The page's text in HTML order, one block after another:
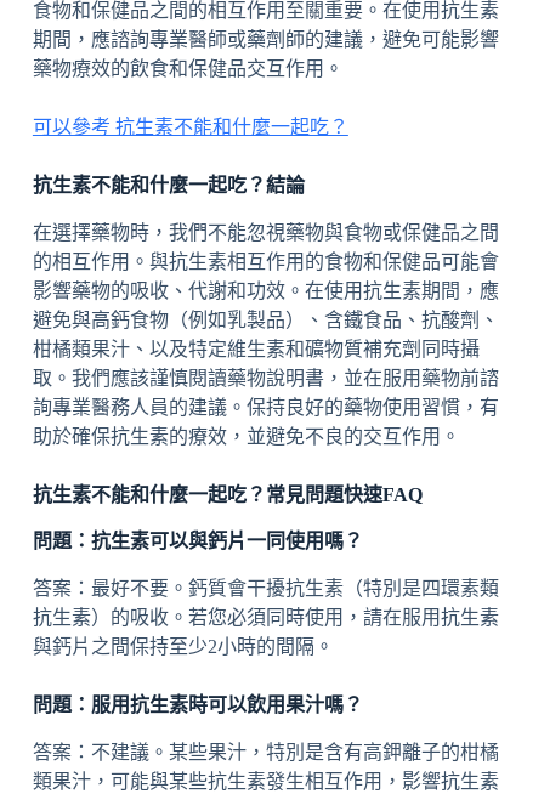
食物和保健品之間的相互作用至關重要。在使用抗生素
期間，應諮詢專業醫師或藥劑師的建議，避免可能影響
藥物療效的飲食和保健品交互作用。
可以參考 抗生素不能和什麼一起吃？
抗生素不能和什麼一起吃？結論
在選擇藥物時，我們不能忽視藥物與食物或保健品之間
的相互作用。與抗生素相互作用的食物和保健品可能會
影響藥物的吸收、代謝和功效。在使用抗生素期間，應
避免與高鈣食物（例如乳製品）、含鐵食品、抗酸劑、
柑橘類果汁、以及特定維生素和礦物質補充劑同時攝
取。我們應該謹慎閱讀藥物說明書，並在服用藥物前諮
詢專業醫務人員的建議。保持良好的藥物使用習慣，有
助於確保抗生素的療效，並避免不良的交互作用。
抗生素不能和什麼一起吃？常見問題快速FAQ
問題：抗生素可以與鈣片一同使用嗎？
答案：最好不要。鈣質會干擾抗生素（特別是四環素類
抗生素）的吸收。若您必須同時使用，請在服用抗生素
與鈣片之間保持至少2小時的間隔。
問題：服用抗生素時可以飲用果汁嗎？
答案：不建議。某些果汁，特別是含有高鉀離子的柑橘
類果汁，可能與某些抗生素發生相互作用，影響抗生素